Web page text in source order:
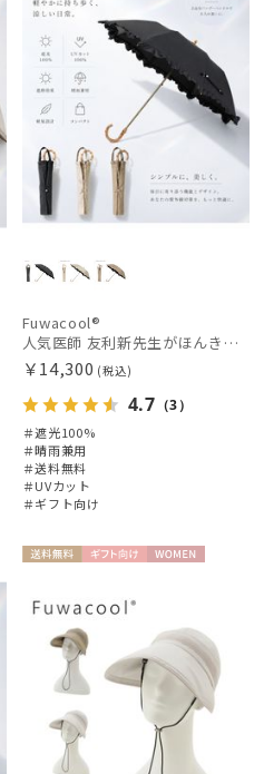
メンズ
Fuwacool®
人気医師 友利新先生がほんきで作った”絶対に忘れない誰でも日傘” エレガント派のバンブーフリル【晴雨兼用日傘】フワクール® (Fuwacool®) 雨の日OK 軽量 遮光100% UV100％
￥14,300 (税込)
4.7 （3）
＃遮光100%
＃晴雨兼用
＃送料無料
＃UVカット
＃ギフト向け
料